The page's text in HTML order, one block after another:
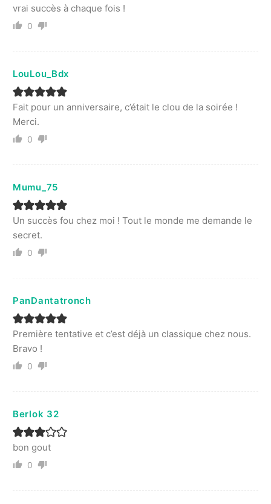
vrai succès à chaque fois !
0
LouLou_Bdx
Fait pour un anniversaire, c’était le clou de la soirée !
Merci.
0
Mumu_75
Un succès fou chez moi ! Tout le monde me demande le
secret.
0
PanDantatronch
Première tentative et c’est déjà un classique chez nous.
Bravo !
0
Berlok 32
bon gout
0